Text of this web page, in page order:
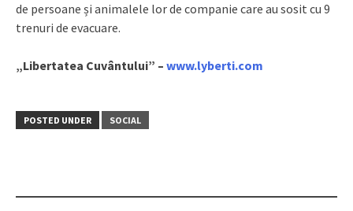
de persoane și animalele lor de companie care au sosit cu 9
trenuri de evacuare.
„Libertatea Cuvântului” – www.lyberti.com
POSTED UNDER SOCIAL